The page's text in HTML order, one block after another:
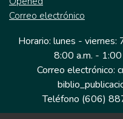
Correo electrónico
Horario: lunes - viernes:
8:00 a.m. - 1:00
Correo electrónico:
Teléfono (606)